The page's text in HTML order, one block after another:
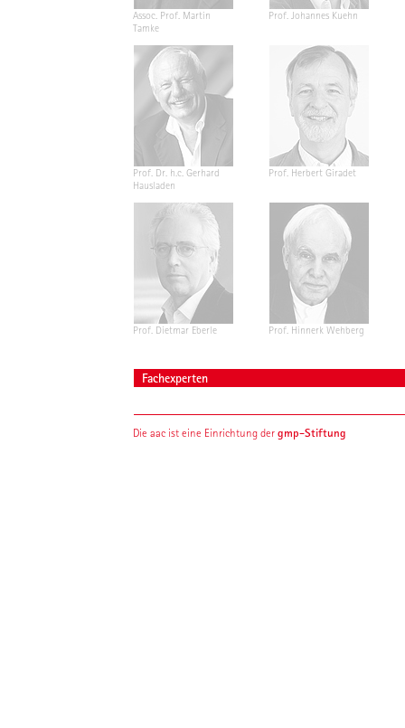
Assoc. Prof. Martin
Tamke
Prof. Johannes Kuehn
Prof. Dr. h.c. Gerhard
Hausladen
Prof. Herbert Giradet
Prof. Dietmar Eberle Prof. Hinnerk Wehberg
Fachexperten
Die aac ist eine Einrichtung dergmp-Stiftung